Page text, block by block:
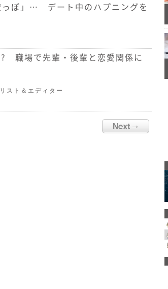
っぽ」… デート中のハプニングを
職場で先輩・後輩と恋愛関係に
スト＆エディター